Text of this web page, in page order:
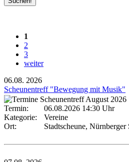
1
2
3
weiter
06.08. 2026
Scheunentreff "Bewegung mit Musik"
Termin:
06.08.2026 14:30 Uhr
Kategorie:
Vereine
Ort:
Stadtscheune,